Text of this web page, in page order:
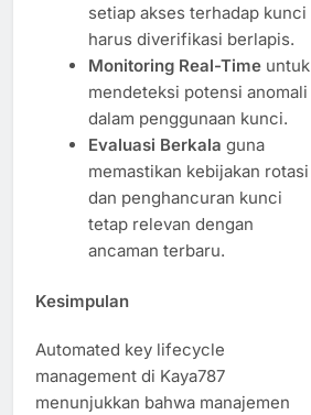
setiap akses terhadap kunci
harus diverifikasi berlapis.
Monitoring Real-Timeuntuk
mendeteksi potensi anomali
dalam penggunaan kunci.
Evaluasi Berkala guna
memastikan kebijakan rotasi
dan penghancuran kunci
tetap relevan dengan
ancaman terbaru.
Kesimpulan
Automated key lifecycle
management di Kaya787
menunjukkan bahwa manajemen